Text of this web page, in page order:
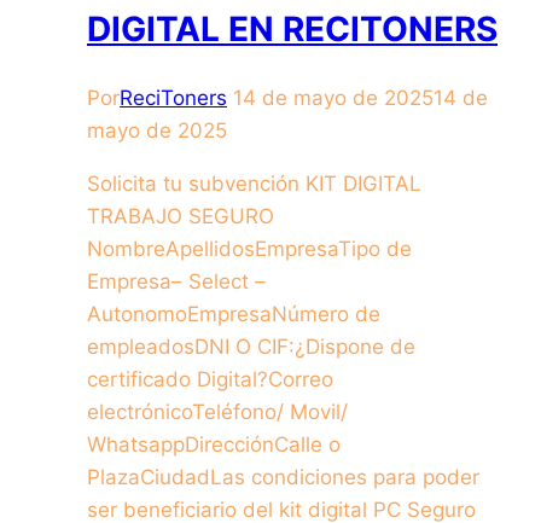
DIGITAL EN RECITONERS
PorReciToners 14 de mayo de 202514 de
mayo de 2025
Solicita tu subvención KIT DIGITAL
TRABAJO SEGURO
NombreApellidosEmpresaTipo de
Empresa– Select –
AutonomoEmpresaNúmero de
empleadosDNI O CIF:¿Dispone de
certificado Digital?Correo
electrónicoTeléfono/ Movil/
WhatsappDirecciónCalle o
PlazaCiudadLas condiciones para poder
ser beneficiario del kit digital PC Seguro